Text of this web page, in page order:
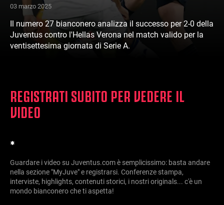
03 marzo 2025
Il numero 27 bianconero analizza il successo per 2-0 della
Juventus contro l'Hellas Verona nel match valido per la
ventisettesima giornata di Serie A.
REGISTRATI SUBITO PER VEDERE IL
VIDEO
*
Guardare i video su Juventus.com è semplicissimo: basta andare
nella sezione "MyJuve" e registrarsi. Conferenze stampa,
interviste, highlights, contenuti storici, i nostri originals... c'è un
mondo bianconero che ti aspetta!